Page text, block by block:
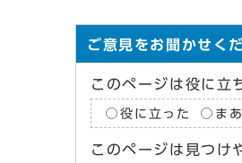
ご意見をお聞かせく
このページは役に立
役に立った ま
このページは見つけ